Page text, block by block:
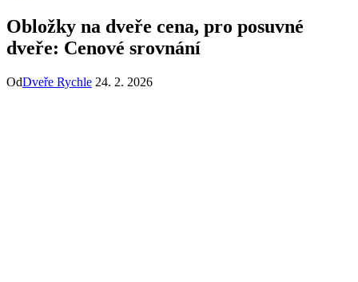
Obložky na dveře cena, pro posuvné
dveře: Cenové srovnání
OdDveře Rychle 24. 2. 2026